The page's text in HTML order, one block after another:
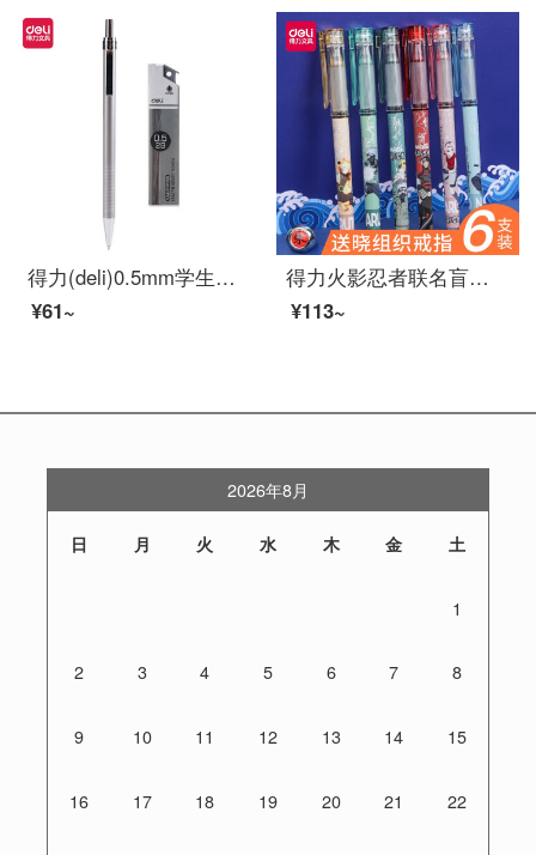
得力(deli)0.5mm学生自动铅笔套装 考试绘图活动铅笔(笔+铅芯)S713
¥61~
得力火影忍者联名盲盒中性笔全针管黑色水笔签字笔0.5mm学生办公高颜值ins速干 【火影忍者】盲盒笔4支装
¥113~
2026年8月
日 月 火 水 木 金 土
1
2 3 4 5 6 7 8
9 10 11 12 13 14 15
16 17 18 19 20 21 22